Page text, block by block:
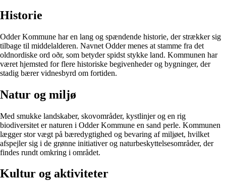
Historie
Odder Kommune har en lang og spændende historie, der strækker sig
tilbage til middelalderen. Navnet Odder menes at stamme fra det
oldnordiske ord oðr, som betyder spidst stykke land. Kommunen har
været hjemsted for flere historiske begivenheder og bygninger, der
stadig bærer vidnesbyrd om fortiden.
Natur og miljø
Med smukke landskaber, skovområder, kystlinjer og en rig
biodiversitet er naturen i Odder Kommune en sand perle. Kommunen
lægger stor vægt på bæredygtighed og bevaring af miljøet, hvilket
afspejler sig i de grønne initiativer og naturbeskyttelsesområder, der
findes rundt omkring i området.
Kultur og aktiviteter